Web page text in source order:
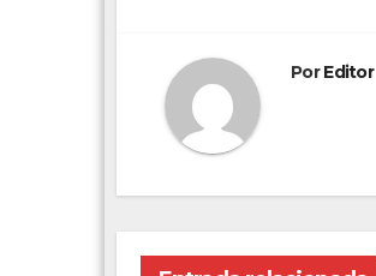
PorEditor